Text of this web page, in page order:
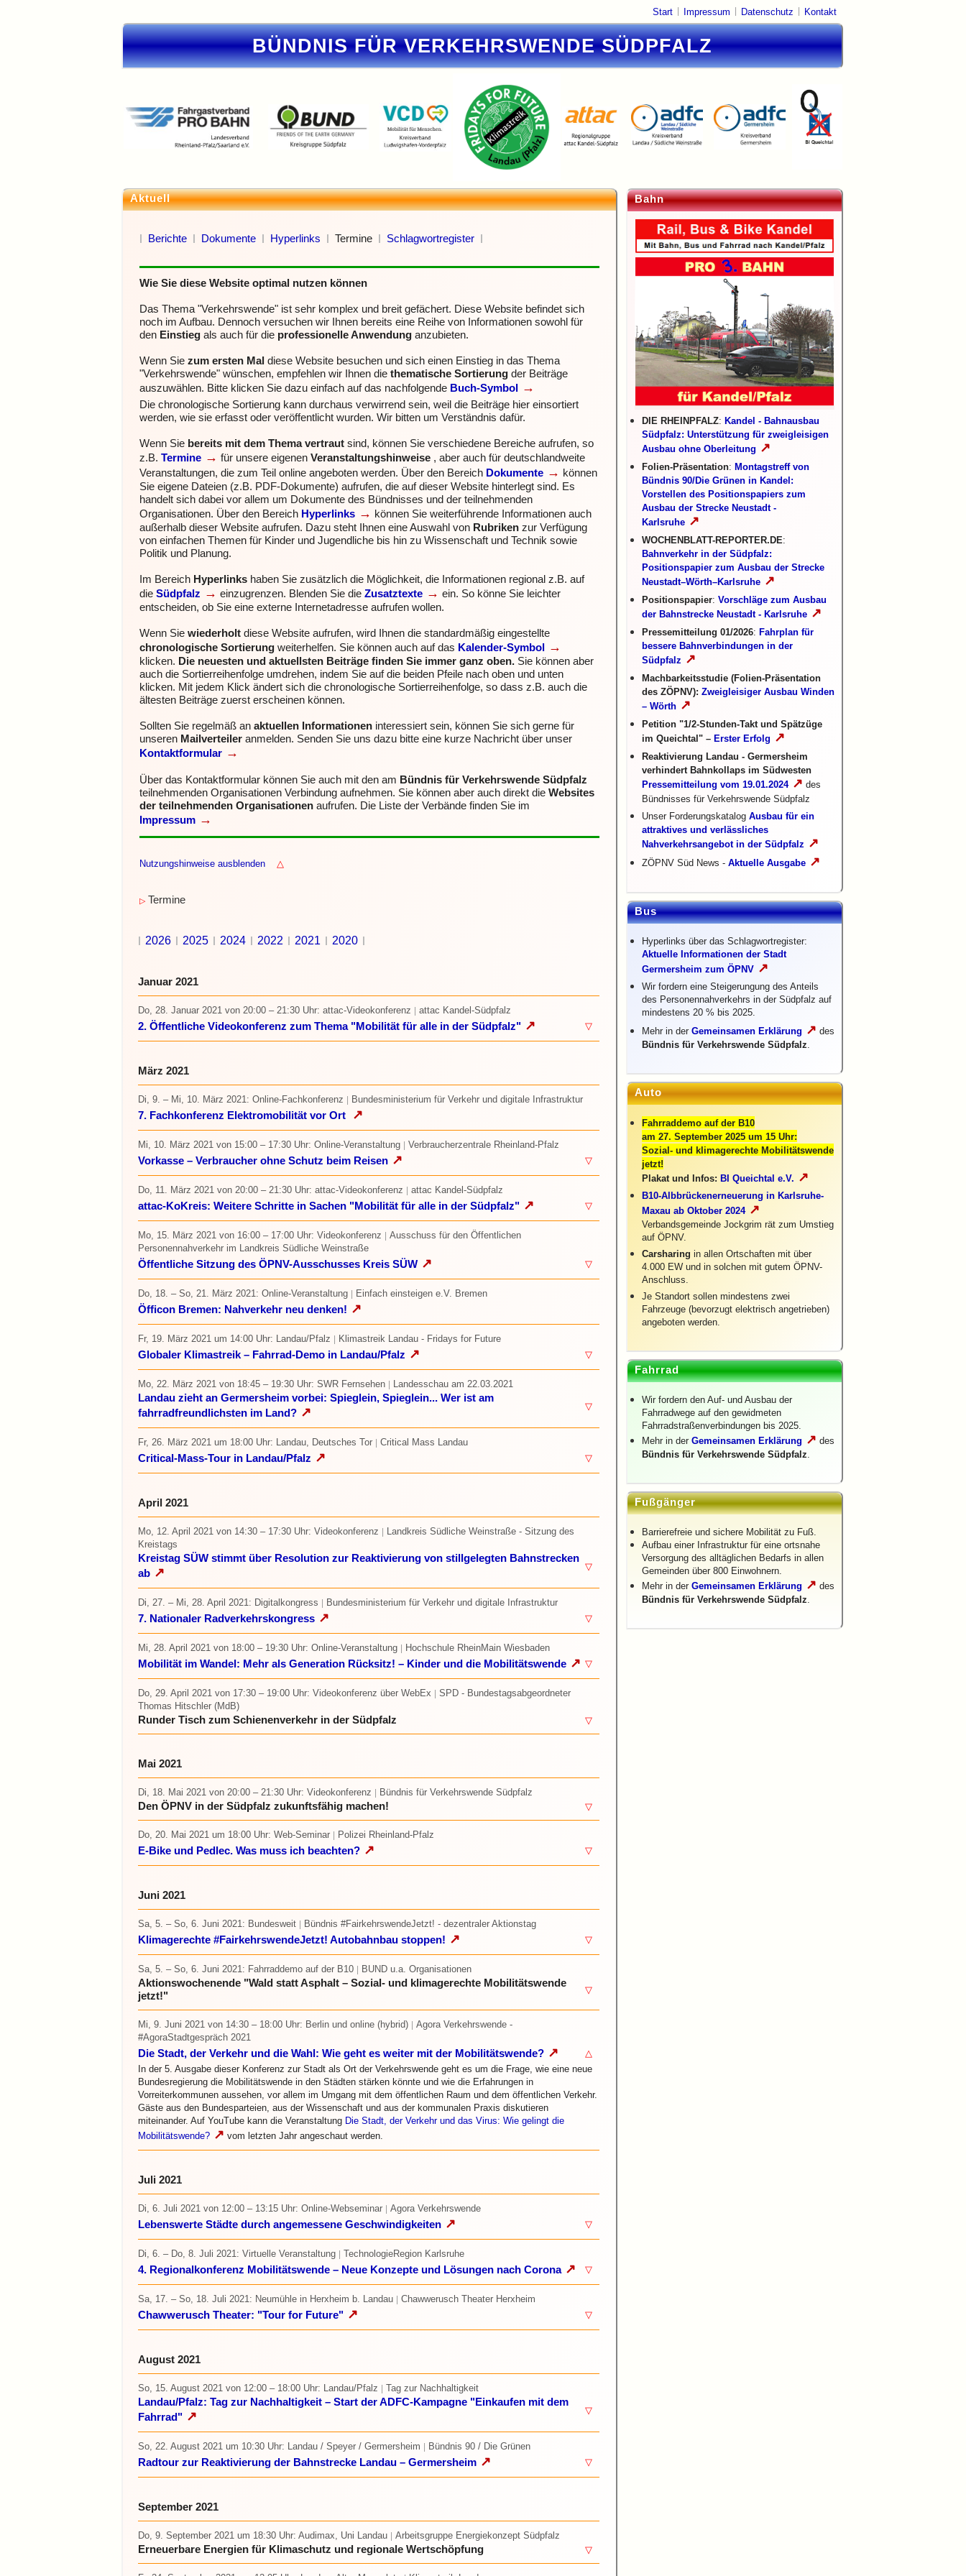
Start Impressum Datenschutz Kontakt
BÜNDNIS FÜR VERKEHRSWENDE SÜDPFALZ
Aktuell
Berichte Dokumente Hyperlinks Termine Schlagwortregister
Wie Sie diese Website optimal nutzen können
Das Thema "Verkehrswende" ist sehr komplex und breit gefächert. Diese Website befindet sich
noch im Aufbau. Dennoch versuchen wir Ihnen bereits eine Reihe von Informationen sowohl für
den Einstieg als auch für die professionelle Anwendung anzubieten.
Wenn Sie zum ersten Mal diese Website besuchen und sich einen Einstieg in das Thema
"Verkehrswende" wünschen, empfehlen wir Ihnen die thematische Sortierung der Beiträge
auszuwählen. Bitte klicken Sie dazu einfach auf das nachfolgende Buch-Symbol →
Die chronologische Sortierung kann durchaus verwirrend sein, weil die Beiträge hier einsortiert
werden, wie sie erfasst oder veröffentlicht wurden. Wir bitten um Verständnis dafür.
Wenn Sie bereits mit dem Thema vertraut sind, können Sie verschiedene Bereiche aufrufen, so
z.B. Termine → für unsere eigenen Veranstaltungshinweise , aber auch für deutschlandweite
Veranstaltungen, die zum Teil online angeboten werden. Über den Bereich Dokumente → können
Sie eigene Dateien (z.B. PDF-Dokumente) aufrufen, die auf dieser Website hinterlegt sind. Es
handelt sich dabei vor allem um Dokumente des Bündnisses und der teilnehmenden
Organisationen. Über den Bereich Hyperlinks → können Sie weiterführende Informationen auch
außerhalb dieser Website aufrufen. Dazu steht Ihnen eine Auswahl von Rubriken zur Verfügung
von einfachen Themen für Kinder und Jugendliche bis hin zu Wissenschaft und Technik sowie
Politik und Planung.
Im Bereich Hyperlinks haben Sie zusätzlich die Möglichkeit, die Informationen regional z.B. auf
die Südpfalz → einzugrenzen. Blenden Sie die Zusatztexte → ein. So könne Sie leichter
entscheiden, ob Sie eine externe Internetadresse aufrufen wollen.
Wenn Sie wiederholt diese Website aufrufen, wird Ihnen die standardmäßig eingestellte
chronologische Sortierung weiterhelfen. Sie können auch auf das Kalender-Symbol →
klicken. Die neuesten und aktuellsten Beiträge finden Sie immer ganz oben. Sie können aber
auch die Sortierreihenfolge umdrehen, indem Sie auf die beiden Pfeile nach oben und unten
klicken. Mit jedem Klick ändert sich die chronologische Sortierreihenfolge, so dass z.B. auch die
ältesten Beiträge zuerst erscheinen können.
Sollten Sie regelmäß an aktuellen Informationen interessiert sein, können Sie sich gerne für
unseren Mailverteiler anmelden. Senden Sie uns dazu bitte eine kurze Nachricht über unser
Kontaktformular →
Über das Kontaktformular können Sie auch mit den am Bündnis für Verkehrswende Südpfalz
teilnehmenden Organisationen Verbindung aufnehmen. Sie können aber auch direkt die Websites
der teilnehmenden Organisationen aufrufen. Die Liste der Verbände finden Sie im
Impressum →
Nutzungshinweise ausblenden △
▷ Termine
2026 2025 2024 2022 2021 2020
Januar 2021
Do, 28. Januar 2021 von 20:00 – 21:30 Uhr: attac-Videokonferenz attac Kandel-Südpfalz
2. Öffentliche Videokonferenz zum Thema "Mobilität für alle in der Südpfalz" ↗ ▽
März 2021
Di, 9. – Mi, 10. März 2021: Online-Fachkonferenz Bundesministerium für Verkehr und digitale Infrastruktur
7. Fachkonferenz Elektromobilität vor Ort ↗
Mi, 10. März 2021 von 15:00 – 17:30 Uhr: Online-Veranstaltung Verbraucherzentrale Rheinland-Pfalz
Vorkasse – Verbraucher ohne Schutz beim Reisen ↗ ▽
Do, 11. März 2021 von 20:00 – 21:30 Uhr: attac-Videokonferenz attac Kandel-Südpfalz
attac-KoKreis: Weitere Schritte in Sachen "Mobilität für alle in der Südpfalz" ↗ ▽
Mo, 15. März 2021 von 16:00 – 17:00 Uhr: Videokonferenz
Ausschuss für den Öffentlichen
Personennahverkehr im Landkreis Südliche Weinstraße
Öffentliche Sitzung des ÖPNV-Ausschusses Kreis SÜW ↗ ▽
Do, 18. – So, 21. März 2021: Online-Veranstaltung Einfach einsteigen e.V. Bremen
Öfficon Bremen: Nahverkehr neu denken! ↗
Fr, 19. März 2021 um 14:00 Uhr: Landau/Pfalz Klimastreik Landau - Fridays for Future
Globaler Klimastreik – Fahrrad-Demo in Landau/Pfalz ↗ ▽
Mo, 22. März 2021 von 18:45 – 19:30 Uhr: SWR Fernsehen Landesschau am 22.03.2021
Landau zieht an Germersheim vorbei: Spieglein, Spieglein... Wer ist am
fahrradfreundlichsten im Land? ↗ ▽
Fr, 26. März 2021 um 18:00 Uhr: Landau, Deutsches Tor Critical Mass Landau
Critical-Mass-Tour in Landau/Pfalz ↗ ▽
April 2021
Mo, 12. April 2021 von 14:30 – 17:30 Uhr: Videokonferenz
Landkreis Südliche Weinstraße - Sitzung des
Kreistags
Kreistag SÜW stimmt über Resolution zur Reaktivierung von stillgelegten Bahnstrecken
ab ↗ ▽
Di, 27. – Mi, 28. April 2021: Digitalkongress Bundesministerium für Verkehr und digitale Infrastruktur
7. Nationaler Radverkehrskongress ↗ ▽
Mi, 28. April 2021 von 18:00 – 19:30 Uhr: Online-Veranstaltung Hochschule RheinMain Wiesbaden
Mobilität im Wandel: Mehr als Generation Rücksitz! – Kinder und die Mobilitätswende ↗ ▽
Do, 29. April 2021 von 17:30 – 19:00 Uhr: Videokonferenz über WebEx
SPD - Bundestagsabgeordneter
Thomas Hitschler (MdB)
Runder Tisch zum Schienenverkehr in der Südpfalz ▽
Mai 2021
Di, 18. Mai 2021 von 20:00 – 21:30 Uhr: Videokonferenz Bündnis für Verkehrswende Südpfalz
Den ÖPNV in der Südpfalz zukunftsfähig machen! ▽
Do, 20. Mai 2021 um 18:00 Uhr: Web-Seminar Polizei Rheinland-Pfalz
E-Bike und Pedlec. Was muss ich beachten? ↗ ▽
Juni 2021
Sa, 5. – So, 6. Juni 2021: Bundesweit Bündnis #FairkehrswendeJetzt! - dezentraler Aktionstag
Klimagerechte #FairkehrswendeJetzt! Autobahnbau stoppen! ↗ ▽
Sa, 5. – So, 6. Juni 2021: Fahrraddemo auf der B10 BUND u.a. Organisationen
Aktionswochenende "Wald statt Asphalt – Sozial- und klimagerechte Mobilitätswende
jetzt!"
▽
Mi, 9. Juni 2021 von 14:30 – 18:00 Uhr: Berlin und online (hybrid)
Agora Verkehrswende -
#AgoraStadtgespräch 2021
Die Stadt, der Verkehr und die Wahl: Wie geht es weiter mit der Mobilitätswende? ↗
△
In der 5. Ausgabe dieser Konferenz zur Stadt als Ort der Verkehrswende geht es um die Frage, wie eine neue
Bundesregierung die Mobilitätswende in den Städten stärken könnte und wie die Erfahrungen in
Vorreiterkommunen aussehen, vor allem im Umgang mit dem öffentlichen Raum und dem öffentlichen Verkehr.
Gäste aus den Bundesparteien, aus der Wissenschaft und aus der kommunalen Praxis diskutieren
miteinander. Auf YouTube kann die Veranstaltung Die Stadt, der Verkehr und das Virus: Wie gelingt die
Mobilitätswende? ↗ vom letzten Jahr angeschaut werden.
Juli 2021
Di, 6. Juli 2021 von 12:00 – 13:15 Uhr: Online-Webseminar Agora Verkehrswende
Lebenswerte Städte durch angemessene Geschwindigkeiten ↗ ▽
Di, 6. – Do, 8. Juli 2021: Virtuelle Veranstaltung TechnologieRegion Karlsruhe
4. Regionalkonferenz Mobilitätswende – Neue Konzepte und Lösungen nach Corona↗ ▽
Sa, 17. – So, 18. Juli 2021: Neumühle in Herxheim b. Landau Chawwerusch Theater Herxheim
Chawwerusch Theater: "Tour for Future" ↗ ▽
August 2021
So, 15. August 2021 von 12:00 – 18:00 Uhr: Landau/Pfalz Tag zur Nachhaltigkeit
Landau/Pfalz: Tag zur Nachhaltigkeit – Start der ADFC-Kampagne "Einkaufen mit dem
Fahrrad" ↗ ▽
So, 22. August 2021 um 10:30 Uhr: Landau / Speyer / Germersheim Bündnis 90 / Die Grünen
Radtour zur Reaktivierung der Bahnstrecke Landau – Germersheim ↗ ▽
September 2021
Do, 9. September 2021 um 18:30 Uhr: Audimax, Uni Landau Arbeitsgruppe Energiekonzept Südpfalz
Erneuerbare Energien für Klimaschutz und regionale Wertschöpfung ▽
Bahn
DIE RHEINPFALZ: Kandel - Bahnausbau
Südpfalz: Unterstützung für zweigleisigen
Ausbau ohne Oberleitung ↗
Folien-Präsentation: Montagstreff von
Bündnis 90/Die Grünen in Kandel:
Vorstellen des Positionspapiers zum
Ausbau der Strecke Neustadt -
Karlsruhe ↗
WOCHENBLATT-REPORTER.DE:
Bahnverkehr in der Südpfalz:
Positionspapier zum Ausbau der Strecke
Neustadt–Wörth–Karlsruhe ↗
Positionspapier: Vorschläge zum Ausbau
der Bahnstrecke Neustadt - Karlsruhe ↗
Pressemitteilung 01/2026: Fahrplan für
bessere Bahnverbindungen in der
Südpfalz ↗
Machbarkeitsstudie (Folien-Präsentation
des ZÖPNV): Zweigleisiger Ausbau Winden
– Wörth ↗
Petition "1/2-Stunden-Takt und Spätzüge
im Queichtal" – Erster Erfolg ↗
Reaktivierung Landau - Germersheim
verhindert Bahnkollaps im Südwesten
Pressemitteilung vom 19.01.2024↗ des
Bündnisses für Verkehrswende Südpfalz
Unser Forderungskatalog Ausbau für ein
attraktives und verlässliches
Nahverkehrsangebot in der Südpfalz ↗
ZÖPNV Süd News - Aktuelle Ausgabe ↗
Bus
Hyperlinks über das Schlagwortregister:
Aktuelle Informationen der Stadt
Germersheim zum ÖPNV ↗
Wir fordern eine Steigerungung des Anteils
des Personennahverkehrs in der Südpfalz auf
mindestens 20 % bis 2025.
Mehr in der Gemeinsamen Erklärung ↗ des
Bündnis für Verkehrswende Südpfalz.
Auto
Fahrraddemo auf der B10
am 27. September 2025 um 15 Uhr:
Sozial- und klimagerechte Mobilitätswende
jetzt!
Plakat und Infos: BI Queichtal e.V. ↗
B10-Albbrückenerneuerung in Karlsruhe-
Maxau ab Oktober 2024↗
Verbandsgemeinde Jockgrim rät zum Umstieg
auf ÖPNV.
Carsharing in allen Ortschaften mit über
4.000 EW und in solchen mit gutem ÖPNV-
Anschluss.
Je Standort sollen mindestens zwei
Fahrzeuge (bevorzugt elektrisch angetrieben)
angeboten werden.
Fahrrad
Wir fordern den Auf- und Ausbau der
Fahrradwege auf den gewidmeten
Fahrradstraßenverbindungen bis 2025.
Mehr in der Gemeinsamen Erklärung ↗ des
Bündnis für Verkehrswende Südpfalz.
Fußgänger
Barrierefreie und sichere Mobilität zu Fuß.
Aufbau einer Infrastruktur für eine ortsnahe
Versorgung des alltäglichen Bedarfs in allen
Gemeinden über 800 Einwohnern.
Mehr in der Gemeinsamen Erklärung ↗ des
Bündnis für Verkehrswende Südpfalz.